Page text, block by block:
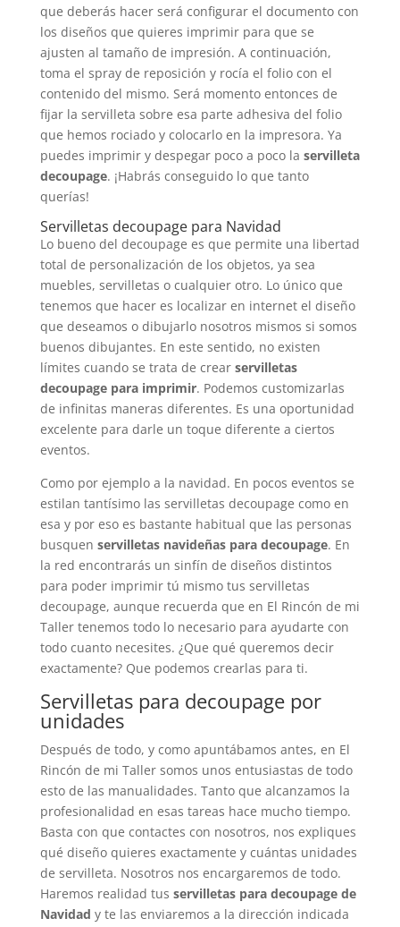
que deberás hacer será configurar el documento con
los diseños que quieres imprimir para que se
ajusten al tamaño de impresión. A continuación,
toma el spray de reposición y rocía el folio con el
contenido del mismo. Será momento entonces de
fijar la servilleta sobre esa parte adhesiva del folio
que hemos rociado y colocarlo en la impresora. Ya
puedes imprimir y despegar poco a poco la servilleta
decoupage. ¡Habrás conseguido lo que tanto
querías!
Servilletas decoupage para Navidad
Lo bueno del decoupage es que permite una libertad
total de personalización de los objetos, ya sea
muebles, servilletas o cualquier otro. Lo único que
tenemos que hacer es localizar en internet el diseño
que deseamos o dibujarlo nosotros mismos si somos
buenos dibujantes. En este sentido, no existen
límites cuando se trata de crear servilletas
decoupage para imprimir. Podemos customizarlas
de infinitas maneras diferentes. Es una oportunidad
excelente para darle un toque diferente a ciertos
eventos.
Como por ejemplo a la navidad. En pocos eventos se
estilan tantísimo las servilletas decoupage como en
esa y por eso es bastante habitual que las personas
busquen servilletas navideñas para decoupage. En
la red encontrarás un sinfín de diseños distintos
para poder imprimir tú mismo tus servilletas
decoupage, aunque recuerda que en El Rincón de mi
Taller tenemos todo lo necesario para ayudarte con
todo cuanto necesites. ¿Que qué queremos decir
exactamente? Que podemos crearlas para ti.
Servilletas para decoupage por
unidades
Después de todo, y como apuntábamos antes, en El
Rincón de mi Taller somos unos entusiastas de todo
esto de las manualidades. Tanto que alcanzamos la
profesionalidad en esas tareas hace mucho tiempo.
Basta con que contactes con nosotros, nos expliques
qué diseño quieres exactamente y cuántas unidades
de servilleta. Nosotros nos encargaremos de todo.
Haremos realidad tus servilletas para decoupage de
Navidad y te las enviaremos a la dirección indicada